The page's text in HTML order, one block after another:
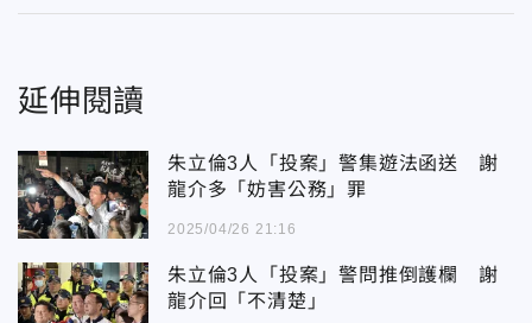
延伸閱讀
朱立倫3人「投案」警集遊法函送 謝
龍介多「妨害公務」罪
2025/04/26 21:16
朱立倫3人「投案」警問推倒護欄 謝
龍介回「不清楚」